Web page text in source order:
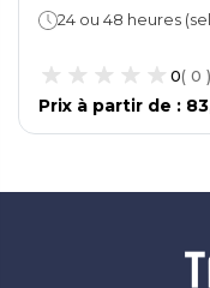
24 ou 48 heures (selon
0( 0 )
Prix ​​à partir de :